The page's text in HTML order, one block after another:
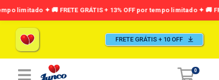
FRETE GRÁTIS + 10 OFF
0